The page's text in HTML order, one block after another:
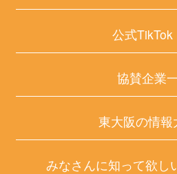
公式TikTok
協賛企業
東大阪の情報
みなさんに知って欲し